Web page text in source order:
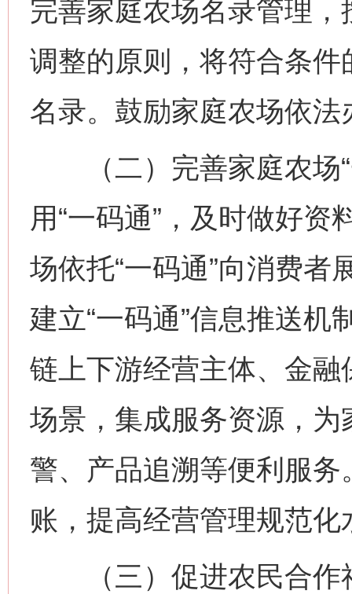
完善家庭农场名录管理
调整的原则，将符合条
名录。鼓励家庭农场依
（二）完善家庭农场“
用“一码通”，及时做好
场依托“一码通”向消费者
建立“一码通”信息推送
链上下游经营主体、金融
场景，集成服务资源，
警、产品追溯等便利服
账，提高经营管理规范化
（三）促进农民合作